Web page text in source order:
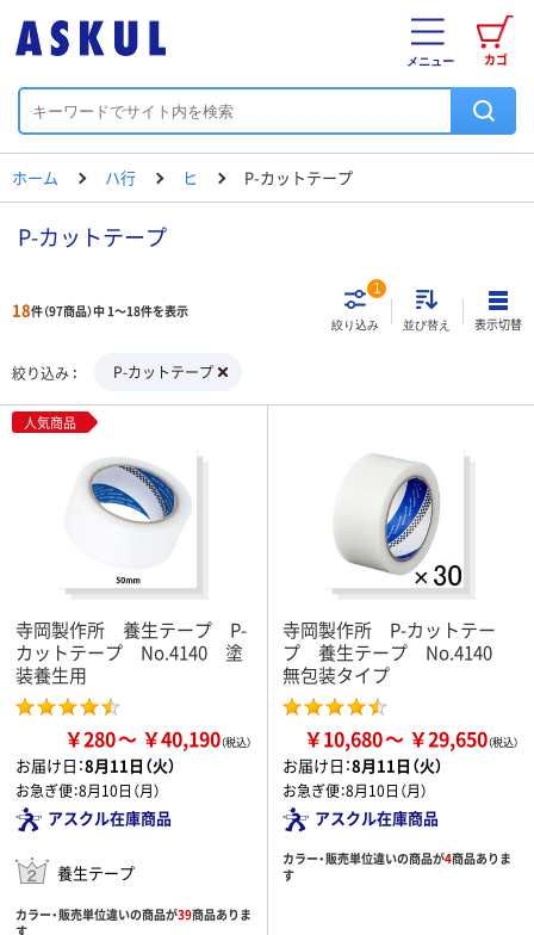
カゴ
メニュー
ホーム ハ行 ヒ P-カットテープ
P-カットテープ
18件（97商品）中 1～18件を表示
絞り込み
1
並び替え 表示切替
絞り込み P-カットテープ
人気商品
寺岡製作所 養生テープ P-
カットテープ No.4140 塗
装養生用
￥280 ￥40,190
お届け日：8月11日（火）
お急ぎ便：8月10日（月）
アスクル在庫商品
養生テープ
カラー・販売単位違いの商品が39商品ありま
す
寺岡製作所 P-カットテー
プ 養生テープ No.4140
無包装タイプ
￥10,680 ￥29,650
お届け日：8月11日（火）
お急ぎ便：8月10日（月）
アスクル在庫商品
カラー・販売単位違いの商品が4商品ありま
す